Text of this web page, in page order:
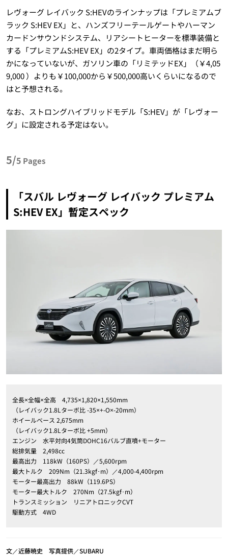
レヴォーグ レイバック S:HEVのラインナップは「プレミアムブ
ラック S:HEV EX」と、ハンズフリーテールゲートやハーマン
カードンサウンドシステム、リアシートヒーターを標準装備と
する「プレミアムS:HEV EX」の2タイプ。車両価格はまだ明ら
かになっていないが、ガソリン車の「リミテッドEX」（￥4,05
9,000 ）よりも￥100,000から￥500,000高いくらいになるので
はと予想される。
なお、ストロングハイブリッドモデル「S:HEV」が「レヴォー
グ」に設定される予定はない。
5/5 Pages
「スバル レヴォーグ レイバック プレミアム
S:HEV EX」暫定スペック
全長×全幅×全高 4,735×1,820×1,550mm
（レイバック1.8Lターボ比 -35×+-O×-20mm）
ホイールベース 2,675mm
（レイバック1.8Lターボ比 +5mm）
エンジン 水平対向4気筒DOHC16バルブ直噴+モーター
総排気量 2,498cc
最高出力 118kW（160PS）／5,600rpm
最大トルク 209Nm（21.3kgf･m）／4,000-4,400rpm
モーター最高出力 88kW（119.6PS）
モーター最大トルク 270Nm（27.5kgf･m）
トランスミッション リニアトロニックCVT
駆動方式 4WD
文／近藤暁史 写真提供／SUBARU